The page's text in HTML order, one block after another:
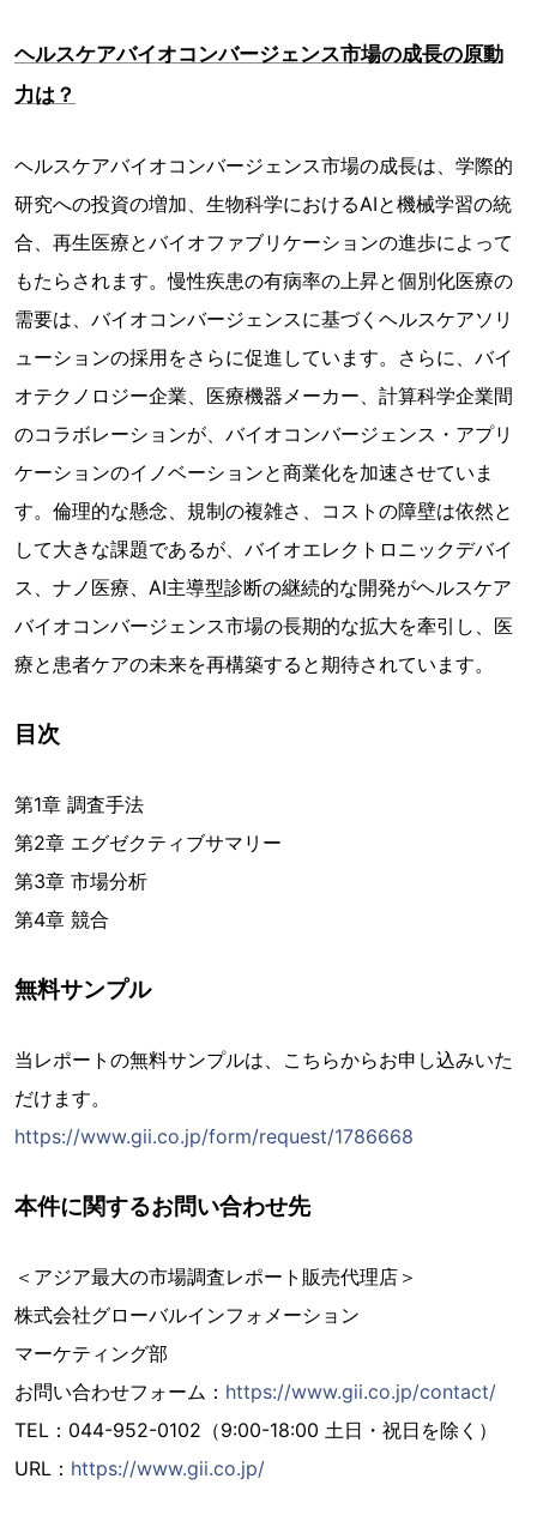
ヘルスケアバイオコンバージェンス市場の成長の原動
力は？
ヘルスケアバイオコンバージェンス市場の成長は、学際的
研究への投資の増加、生物科学におけるAIと機械学習の統
合、再生医療とバイオファブリケーションの進歩によって
もたらされます。慢性疾患の有病率の上昇と個別化医療の
需要は、バイオコンバージェンスに基づくヘルスケアソリ
ューションの採用をさらに促進しています。さらに、バイ
オテクノロジー企業、医療機器メーカー、計算科学企業間
のコラボレーションが、バイオコンバージェンス・アプリ
ケーションのイノベーションと商業化を加速させていま
す。倫理的な懸念、規制の複雑さ、コストの障壁は依然と
して大きな課題であるが、バイオエレクトロニックデバイ
ス、ナノ医療、AI主導型診断の継続的な開発がヘルスケア
バイオコンバージェンス市場の長期的な拡大を牽引し、医
療と患者ケアの未来を再構築すると期待されています。
目次
第1章 調査手法
第2章 エグゼクティブサマリー
第3章 市場分析
第4章 競合
無料サンプル
当レポートの無料サンプルは、こちらからお申し込みいた
だけます。
https://www.gii.co.jp/form/request/1786668
本件に関するお問い合わせ先
＜アジア最大の市場調査レポート販売代理店＞
株式会社グローバルインフォメーション
マーケティング部
お問い合わせフォーム： https://www.gii.co.jp/contact/
TEL：044-952-0102（9:00-18:00 土日・祝日を除く）
URL： https://www.gii.co.jp/